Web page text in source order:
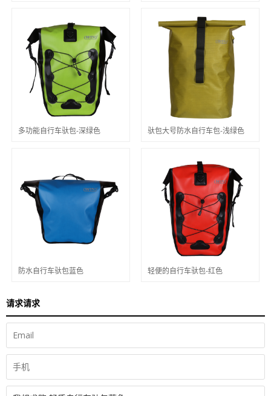
多功能自行车驮包-深绿色 驮包大号防水自行车包-浅绿色
防水自行车驮包蓝色 轻便的自行车驮包-红色
请求请求